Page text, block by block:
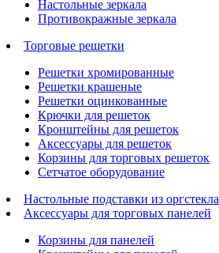
Настольные зеркала
Противокражные зеркала
Торговые решетки
Решетки хромированные
Решетки крашеные
Решетки оцинкованные
Крючки для решеток
Кронштейны для решеток
Аксессуары для решеток
Корзины для торговых решеток
Сетчатое оборудование
Настольные подставки из оргстекла
Аксессуары для торговых панелей
Корзины для панелей